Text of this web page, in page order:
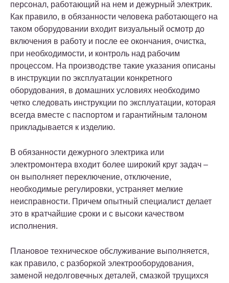
персонал, работающий на нем и дежурный электрик.
Как правило, в обязанности человека работающего на
таком оборудовании входит визуальный осмотр до
включения в работу и после ее окончания, очистка,
при необходимости, и контроль над рабочим
процессом. На производстве такие указания описаны
в инструкции по эксплуатации конкретного
оборудования, в домашних условиях необходимо
четко следовать инструкции по эксплуатации, которая
всегда вместе с паспортом и гарантийным талоном
прикладывается к изделию.
В обязанности дежурного электрика или
электромонтера входит более широкий круг задач –
он выполняет переключение, отключение,
необходимые регулировки, устраняет мелкие
неисправности. Причем опытный специалист делает
это в кратчайшие сроки и с высоки качеством
исполнения.
Плановое техническое обслуживание выполняется,
как правило, с разборкой электрооборудования,
заменой недолговечных деталей, смазкой трущихся